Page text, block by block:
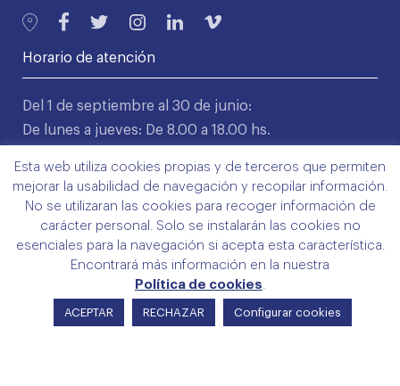
Horario de atención
Del 1 de septiembre al 30 de junio:
De lunes a jueves: De 8.00 a 18.00 hs.
Del 1 de julio hasta el 31 de agosto:
De lunes a viernes: De 8.00 a 15.00 hs.
Servicios directos
Esta web utiliza cookies propias y de terceros que permiten
mejorar la usabilidad de navegación y recopilar información.
No se utilizaran las cookies para recoger información de
carácter personal. Solo se instalarán las cookies no
esenciales para la navegación si acepta esta característica.
Encontrará más información en la nuestra
Política de cookies.
ACEPTAR RECHAZAR Configurar cookies